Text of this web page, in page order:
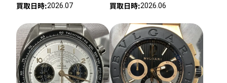
買取日時:2026.07 買取日時:2026.06